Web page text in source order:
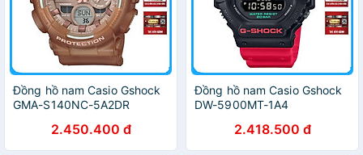
Đồng hồ nam Casio Gshock
GMA-S140NC-5A2DR
2.450.400 đ
Đồng hồ nam Casio Gshock
DW-5900MT-1A4
2.418.500 đ